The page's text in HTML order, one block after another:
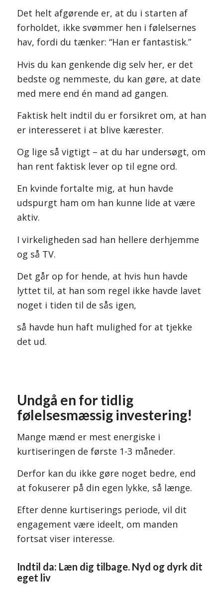
Det helt afgørende er, at du i starten af
forholdet, ikke svømmer hen i følelsernes
hav, fordi du tænker: “Han er fantastisk.”
Hvis du kan genkende dig selv her, er det
bedste og nemmeste, du kan gøre, at date
med mere end én mand ad gangen.
Faktisk helt indtil du er forsikret om, at han
er interesseret i at blive kærester.
Og lige så vigtigt – at du har undersøgt, om
han rent faktisk lever op til egne ord.
En kvinde fortalte mig, at hun havde
udspurgt ham om han kunne lide at være
aktiv.
I virkeligheden sad han hellere derhjemme
og så TV.
Det går op for hende, at hvis hun havde
lyttet til, at han som regel ikke havde lavet
noget i tiden til de sås igen,
så havde hun haft mulighed for at tjekke
det ud.
Undgå en for tidlig
følelsesmæssig investering!
Mange mænd er mest energiske i
kurtiseringen de første 1-3 måneder.
Derfor kan du ikke gøre noget bedre, end
at fokuserer på din egen lykke, så længe.
Efter denne kurtiserings periode, vil dit
engagement være ideelt, om manden
fortsat viser interesse.
Indtil da: Læn dig tilbage. Nyd og dyrk dit
eget liv